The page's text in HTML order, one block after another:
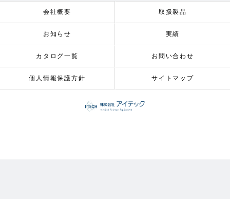
会社概要 取扱製品
お知らせ 実績
カタログ一覧 お問い合わせ
個人情報保護方針 サイトマップ